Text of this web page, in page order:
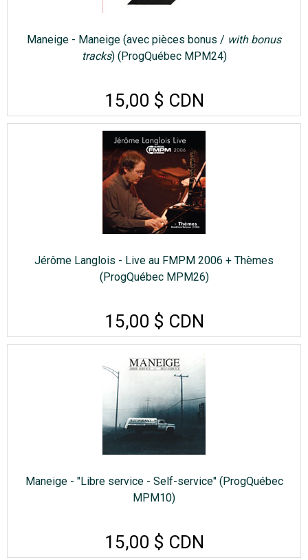
Maneige - Maneige (avec pièces bonus / with bonus
tracks) (ProgQuébec MPM24)
15,00 $ CDN
Jérôme Langlois - Live au FMPM 2006 + Thèmes
(ProgQuébec MPM26)
15,00 $ CDN
Maneige - "Libre service - Self-service" (ProgQuébec
MPM10)
15,00 $ CDN